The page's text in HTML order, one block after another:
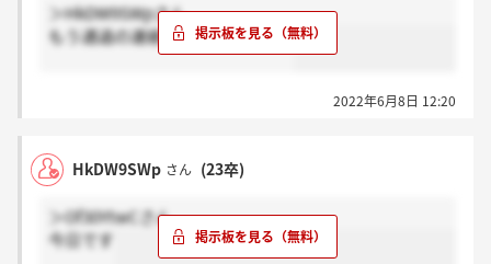
＞HkDW9SWpさん
もう通過の連絡来たんですか！？
2022年6月8日 12:20
HkDW9SWp さん (23卒)
＞Of30YtwCさん
今日です